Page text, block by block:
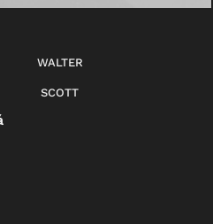
WALTER
SCOTT